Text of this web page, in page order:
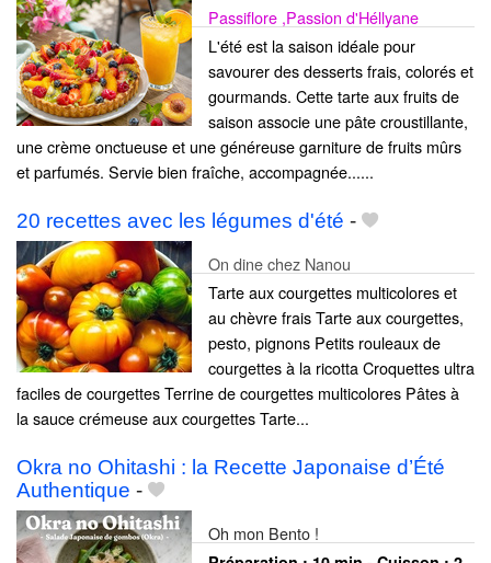
Passiflore ,Passion d'Héllyane
L'été est la saison idéale pour
savourer des desserts frais, colorés et
gourmands. Cette tarte aux fruits de
saison associe une pâte croustillante,
une crème onctueuse et une généreuse garniture de fruits mûrs
et parfumés. Servie bien fraîche, accompagnée......
20 recettes avec les légumes d'été -
On dine chez Nanou
Tarte aux courgettes multicolores et
au chèvre frais Tarte aux courgettes,
pesto, pignons Petits rouleaux de
courgettes à la ricotta Croquettes ultra
faciles de courgettes Terrine de courgettes multicolores Pâtes à
la sauce crémeuse aux courgettes Tarte...
Okra no Ohitashi : la Recette Japonaise d’Été
Authentique -
Oh mon Bento !